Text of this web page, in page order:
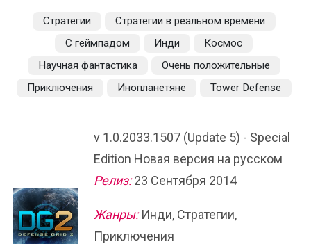
Стратегии
Стратегии в реальном времени
С геймпадом
Инди
Космос
Научная фантастика
Очень положительные
Приключения
Инопланетяне Tower Defense
v 1.0.2033.1507 (Update 5) - Special
Edition Новая версия на русском
Релиз:23 Сентября 2014
Жанры:Инди, Стратегии,
Приключения